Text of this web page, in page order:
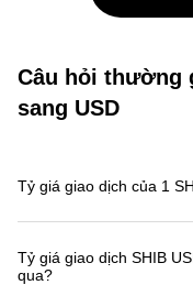
Câu hỏi thường
sang USD
Tỷ giá giao dịch của 1
Tỷ giá giao dịch SHIB
qua?